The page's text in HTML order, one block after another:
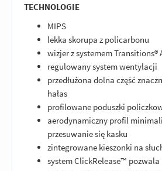
TECHNOLOGIE
MIPS
lekka skorupa z policarbonu
wizjer z systemem Transitions®
regulowany system wentylacji
przedłużona dolna część
hałas
profilowane poduszki
aerodynamiczny profil
przesuwanie się kasku
zintegrowane kieszonki na
system ClickRelease™